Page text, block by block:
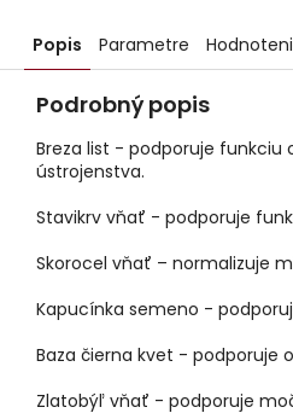
Popis Parametre
Podrobný popis
Breza list - podporuje funkciu
ústrojenstva.
Stavikrv vňať - podporuje
Skorocel vňať – normalizuje
Kapucínka semeno -
Baza čierna kvet - podporuje
Zlatobýľ vňať - podporuje